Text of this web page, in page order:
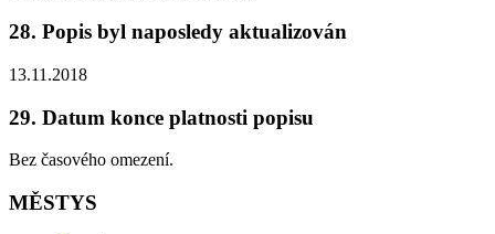
28. Popis byl naposledy aktualizován
13.11.2018
29. Datum konce platnosti popisu
Bez časového omezení.
MĚSTYS